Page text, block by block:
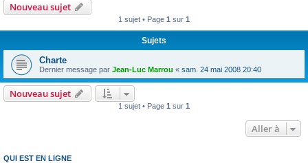
Nouveau sujet
1 sujet • Page 1 sur 1
Sujets
Charte
Dernier message par Jean-Luc Marrou « sam. 24 mai 2008 20:40
Nouveau sujet
1 sujet • Page 1 sur 1
Aller à
QUI EST EN LIGNE